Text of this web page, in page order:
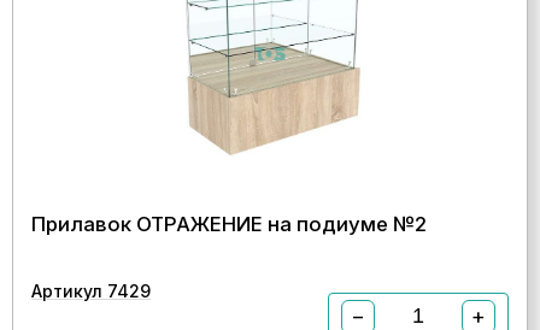
Прилавок ОТРАЖЕНИЕ на подиуме №2
Артикул 7429
− +